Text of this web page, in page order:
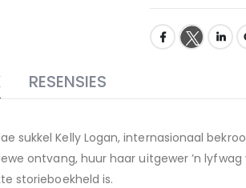
sukkel Kelly Logan, internasionaal
ontvang, huur haar uitgewer ’n
storieboekheld is.
RESENSIES